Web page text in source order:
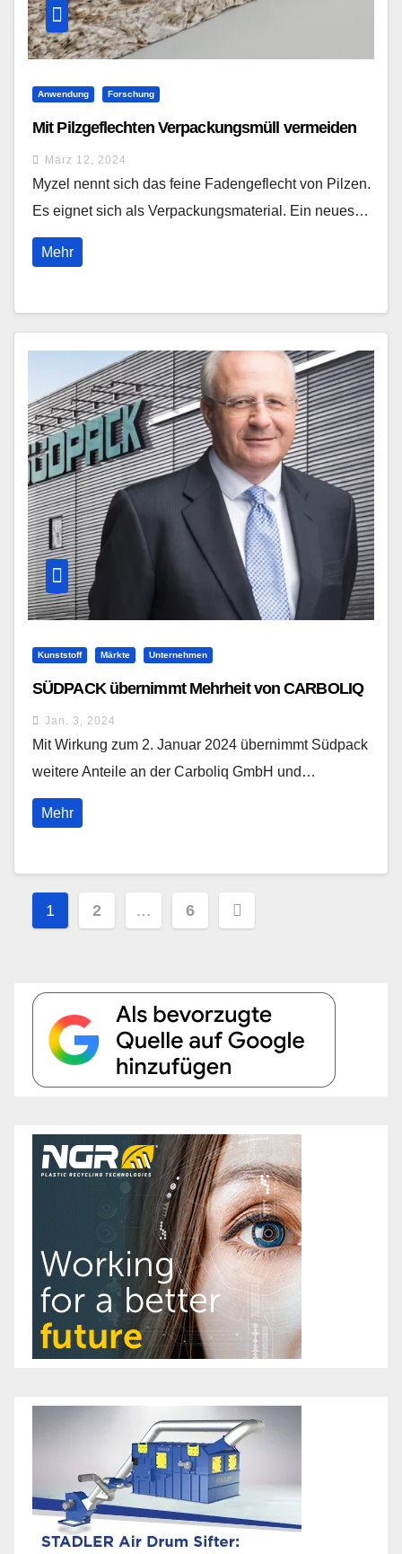
Anwendung Forschung
Mit Pilzgeflechten Verpackungsmüll vermeiden
März 12, 2024
Myzel nennt sich das feine Fadengeflecht von Pilzen.
Es eignet sich als Verpackungsmaterial. Ein neues…
Mehr
Kunststoff Märkte Unternehmen
SÜDPACK übernimmt Mehrheit von CARBOLIQ
Jan. 3, 2024
Mit Wirkung zum 2. Januar 2024 übernimmt Südpack
weitere Anteile an der Carboliq GmbH und…
Mehr
Seitennummerierung
der
1 2 … 6